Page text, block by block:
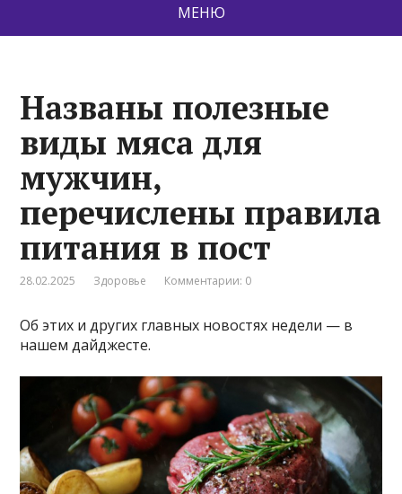
МЕНЮ
Названы полезные
виды мяса для
мужчин,
перечислены правила
питания в пост
28.02.2025 Здоровье Комментарии: 0
Об этих и других главных новостях недели — в
нашем дайджесте.